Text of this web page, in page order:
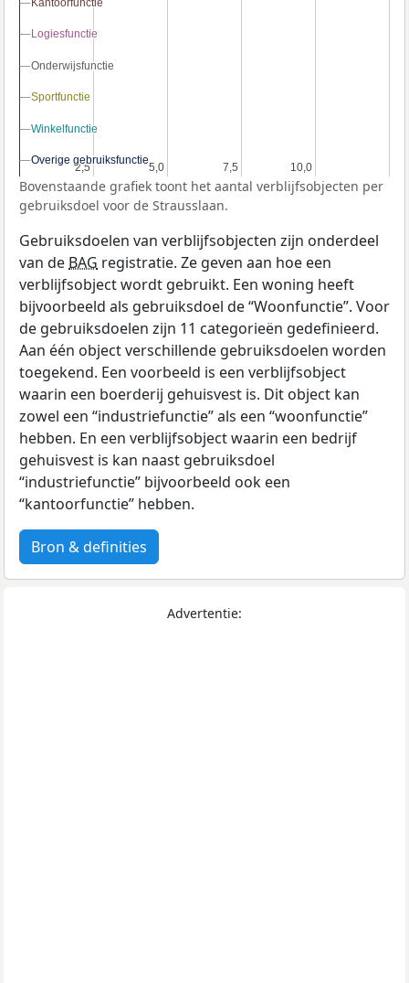
2,5
2,5 5,0
5,0 7,5
7,5 10,0
10,0
Kantoorfunctie
Kantoorfunctie
Logiesfunctie
Logiesfunctie
Onderwijsfunctie
Onderwijsfunctie
Sportfunctie
Sportfunctie
Winkelfunctie
Winkelfunctie
Overige gebruiksfunctie
Overige gebruiksfunctie
Bovenstaande grafiek toont het aantal verblijfsobjecten per
gebruiksdoel voor de Strausslaan.
Gebruiksdoelen van verblijfsobjecten zijn onderdeel
van de BAG registratie. Ze geven aan hoe een
verblijfsobject wordt gebruikt. Een woning heeft
bijvoorbeeld als gebruiksdoel de “Woonfunctie”. Voor
de gebruiksdoelen zijn 11 categorieën gedefinieerd.
Aan één object verschillende gebruiksdoelen worden
toegekend. Een voorbeeld is een verblijfsobject
waarin een boerderij gehuisvest is. Dit object kan
zowel een “industriefunctie” als een “woonfunctie”
hebben. En een verblijfsobject waarin een bedrijf
gehuisvest is kan naast gebruiksdoel
“industriefunctie” bijvoorbeeld ook een
“kantoorfunctie” hebben.
Bron & definities
Advertentie: